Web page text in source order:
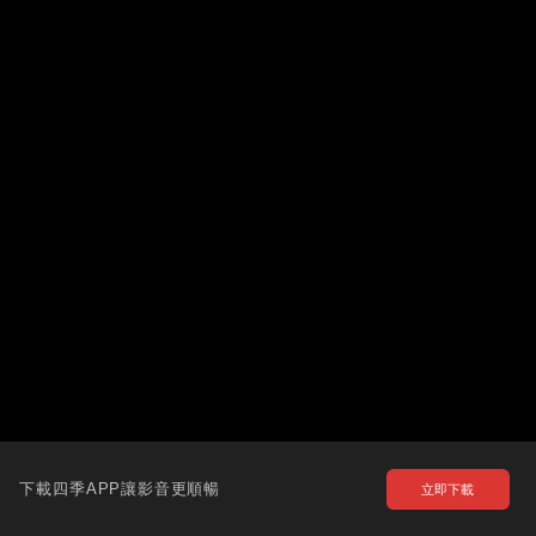
下載四季APP讓影音更順暢 立即下載